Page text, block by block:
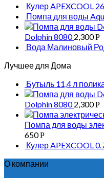
Кулер APEXCOOL
Помпа для воды
Dolphin 8080 2,300Р
Вода Малиновый
Лучшее для Дома
Бутыль 11,4 л
Dolphin 8080 2,300Р
Помпа для воды
650Р
Кулер APEXCOOL
О компании